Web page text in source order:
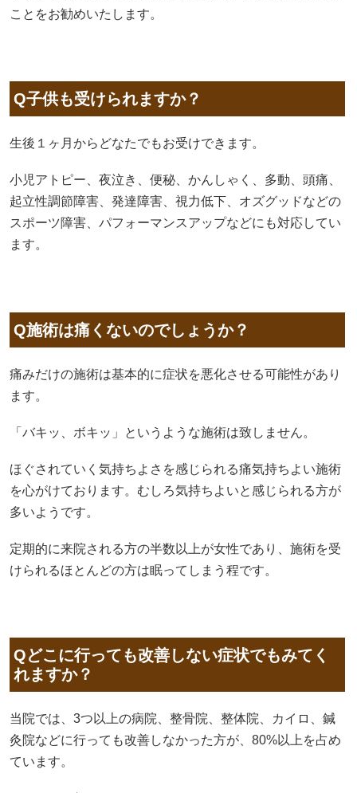
ことをお勧めいたします。
Q子供も受けられますか？
生後１ヶ月からどなたでもお受けできます。
小児アトピー、夜泣き、便秘、かんしゃく、多動、頭痛、
起立性調節障害、発達障害、視力低下、オズグッドなどの
スポーツ障害、パフォーマンスアップなどにも対応してい
ます。
Q施術は痛くないのでしょうか？
痛みだけの施術は基本的に症状を悪化させる可能性があり
ます。
「バキッ、ボキッ」というような施術は致しません。
ほぐされていく気持ちよさを感じられる痛気持ちよい施術
を心がけております。むしろ気持ちよいと感じられる方が
多いようです。
定期的に来院される方の半数以上が女性であり、施術を受
けられるほとんどの方は眠ってしまう程です。
Qどこに行っても改善しない症状でもみてく
れますか？
当院では、3つ以上の病院、整骨院、整体院、カイロ、鍼
灸院などに行っても改善しなかった方が、80%以上を占め
ています。